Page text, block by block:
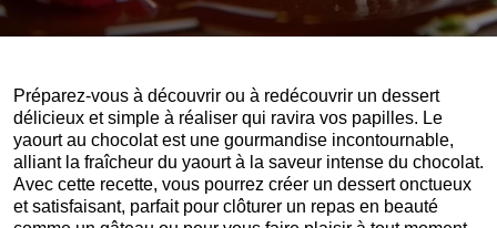
Préparez-vous à découvrir ou à redécouvrir un dessert
délicieux et simple à réaliser qui ravira vos papilles. Le
yaourt au chocolat est une gourmandise incontournable,
alliant la fraîcheur du yaourt à la saveur intense du chocolat.
Avec cette recette, vous pourrez créer un dessert onctueux
et satisfaisant, parfait pour clôturer un repas en beauté